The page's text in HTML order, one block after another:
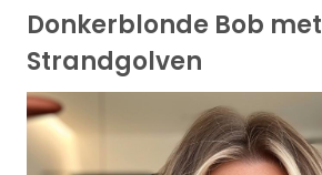
Donkerblonde Bob met
Strandgolven